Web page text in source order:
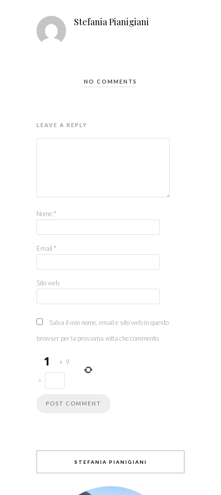
Stefania Pianigiani
NO COMMENTS
LEAVE A REPLY
Nome *
Email *
Sito web
Salva il mio nome, email e sito web in questo
browser per la prossima volta che commento.
+ 9
=
STEFANIA PIANIGIANI